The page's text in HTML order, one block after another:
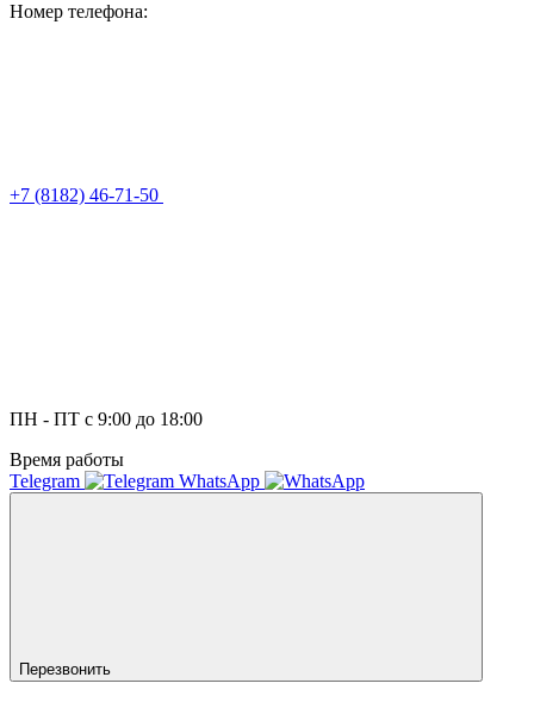
Номер телефона:
+7 (8182) 46-71-50
ПН - ПТ с 9:00 до 18:00
Время работы
Telegram
WhatsApp
Перезвонить